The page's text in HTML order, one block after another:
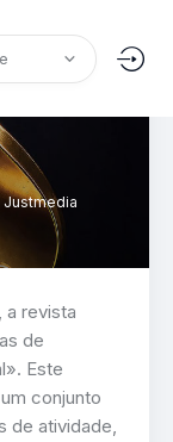
Justmedia
revista
de
Este
conjunto
de atividade,